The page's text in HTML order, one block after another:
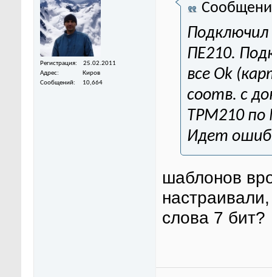
Регистрация
25.02.2011
Адрес
Киров
Сообщений
10,664
ПЕ210.
все Ok
соотв. с
ТРМ210 по
Идет
шаблонов
слова 7 бит?